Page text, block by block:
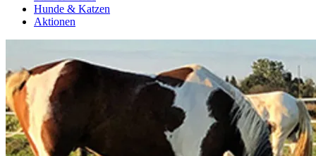
Hunde & Katzen
Aktionen